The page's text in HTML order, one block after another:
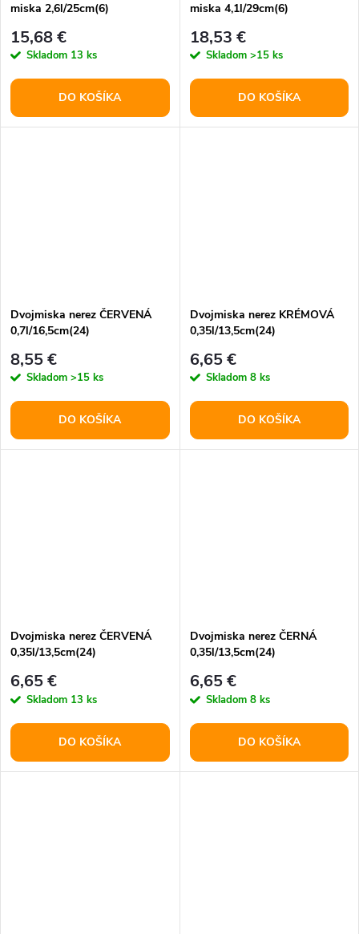
miska 2,6l/25cm(6)
15,68 €
Skladom 13 ks
DO KOŠÍKA
miska 4,1l/29cm(6)
18,53 €
Skladom >15 ks
DO KOŠÍKA
Dvojmiska nerez ČERVENÁ
0,7l/16,5cm(24)
8,55 €
Skladom >15 ks
DO KOŠÍKA
Dvojmiska nerez KRÉMOVÁ
0,35l/13,5cm(24)
6,65 €
Skladom 8 ks
DO KOŠÍKA
Dvojmiska nerez ČERVENÁ
0,35l/13,5cm(24)
6,65 €
Skladom 13 ks
DO KOŠÍKA
Dvojmiska nerez ČERNÁ
0,35l/13,5cm(24)
6,65 €
Skladom 8 ks
DO KOŠÍKA